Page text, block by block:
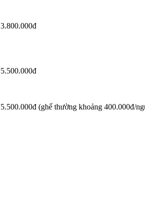
(ghế thường khoảng 400.000đ/